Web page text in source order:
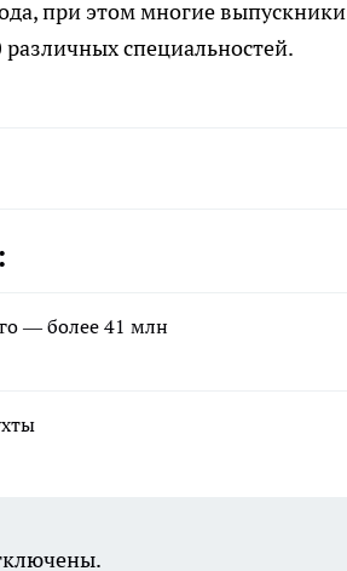
при этом многие выпускники
специальностей.
— более 41 млн